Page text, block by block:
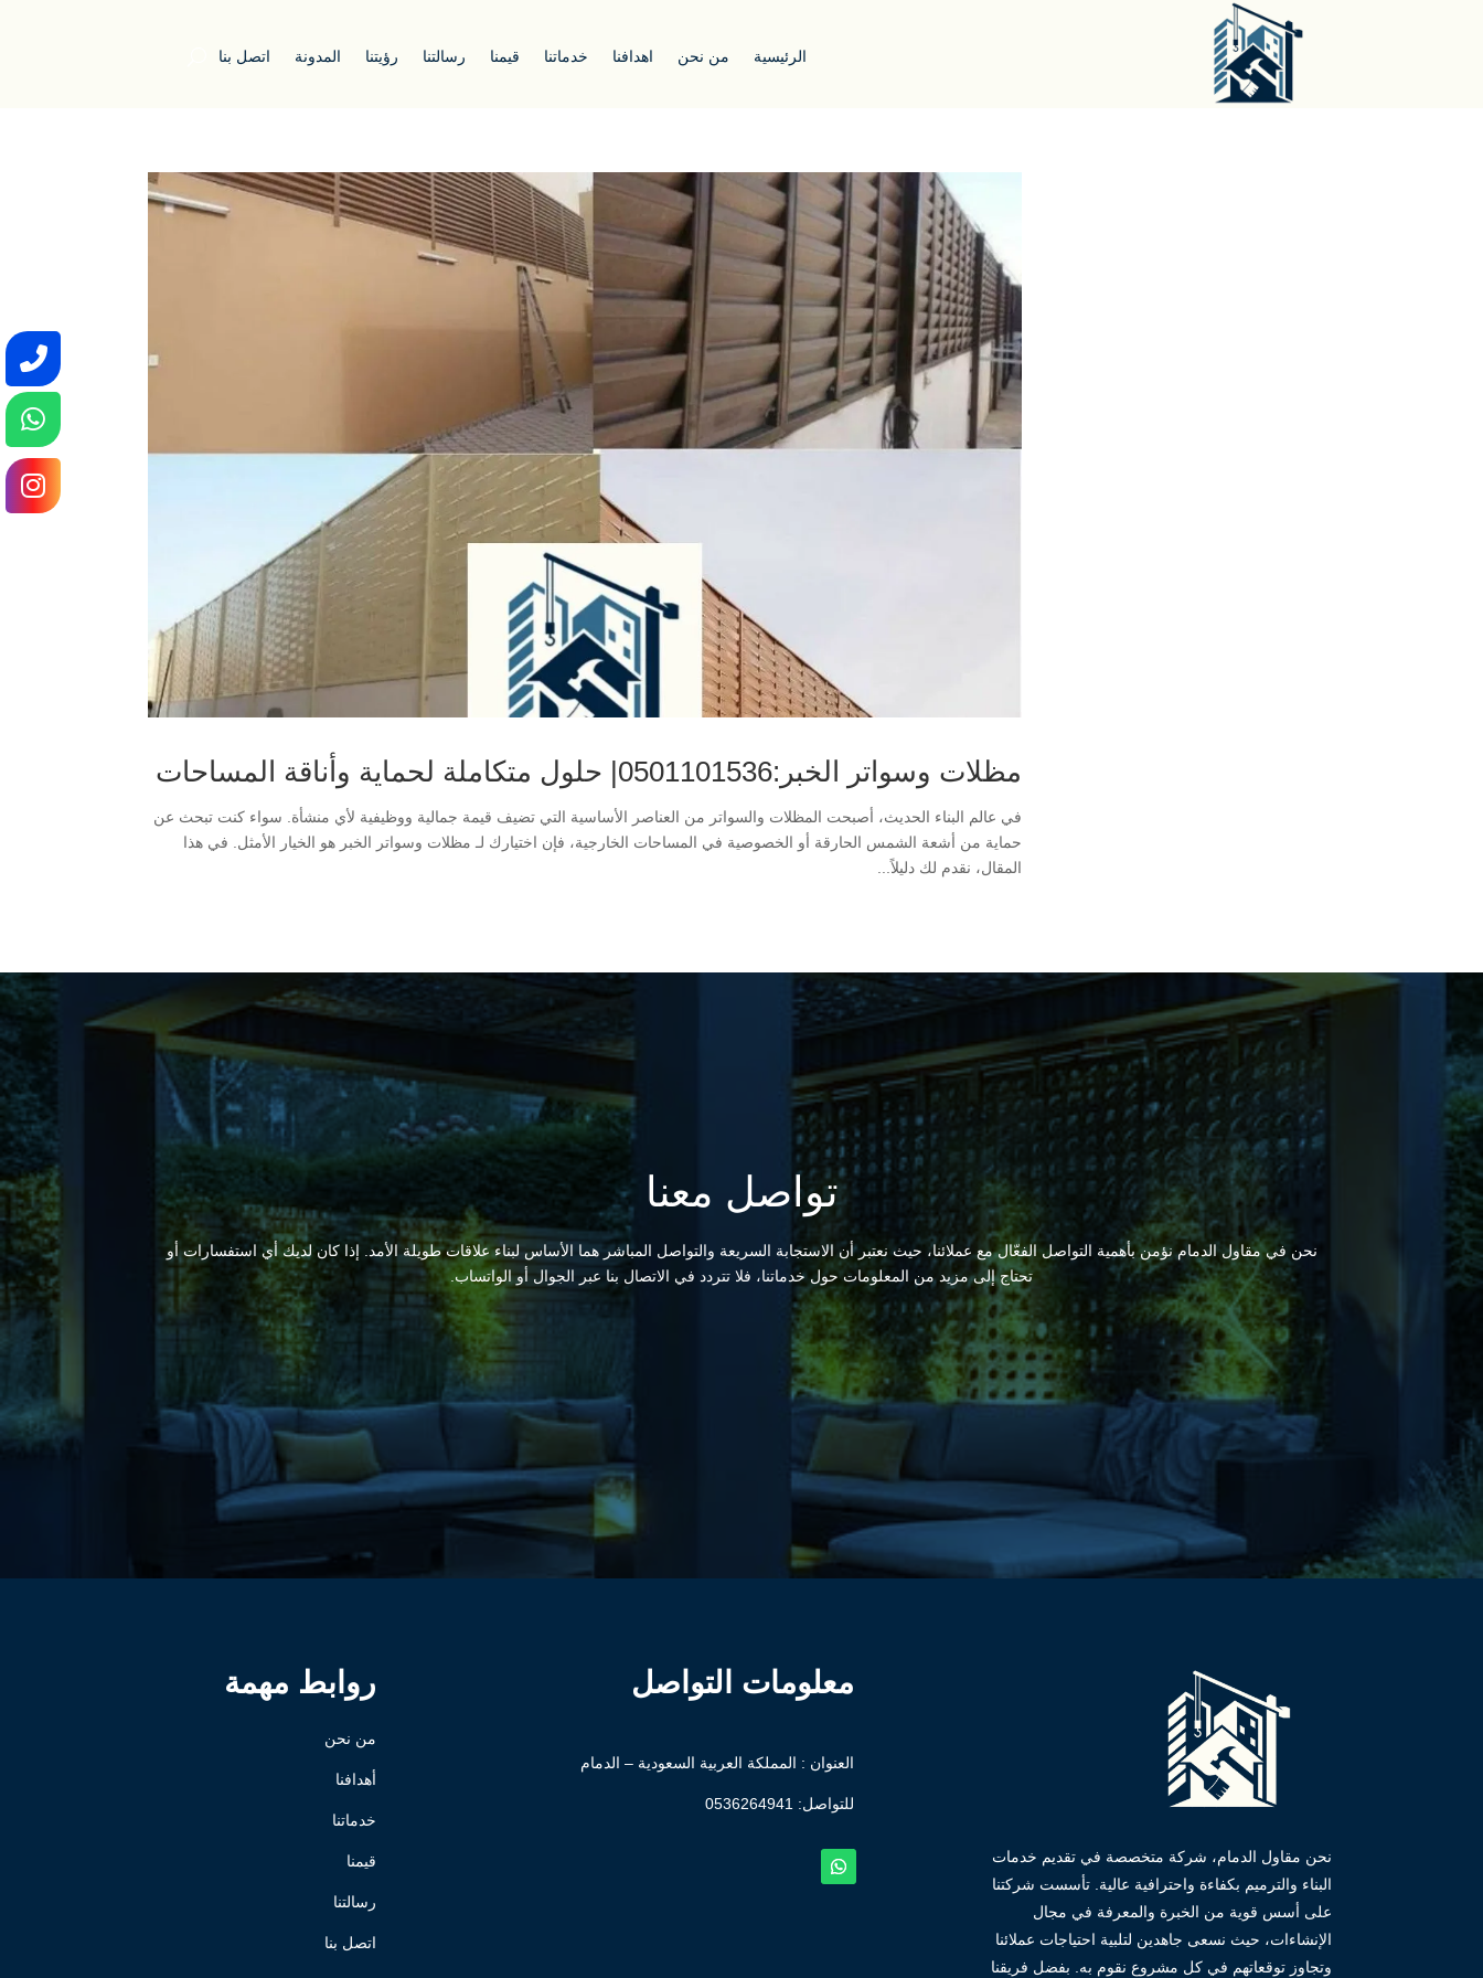
الرئيسية من نحن اهدافنا خدماتنا قيمنا رسالتنا رؤيتنا المدونة اتصل بنا
مظلات وسواتر الخبر:0501101536| حلول متكاملة لحماية وأناقة المساحات
في عالم البناء الحديث، أصبحت المظلات والسواتر من العناصر الأساسية التي تضيف قيمة جمالية ووظيفية لأي منشأة. سواء كنت تبحث عن
حماية من أشعة الشمس الحارقة أو الخصوصية في المساحات الخارجية، فإن اختيارك لـ مظلات وسواتر الخبر هو الخيار الأمثل. في هذا
المقال، نقدم لك دليلاً...
تواصل معنا
نحن في مقاول الدمام نؤمن بأهمية التواصل الفعّال مع عملائنا، حيث نعتبر أن الاستجابة السريعة والتواصل المباشر هما الأساس لبناء علاقات طويلة الأمد. إذا كان لديك أي استفسارات أو
تحتاج إلى مزيد من المعلومات حول خدماتنا، فلا تتردد في الاتصال بنا عبر الجوال أو الواتساب.
روابط مهمة
من نحن
أهدافنا
خدماتنا
قيمنا
رسالتنا
اتصل بنا
معلومات التواصل
العنوان : المملكة العربية السعودية – الدمام
للتواصل: ⁦ 0536264941
نحن مقاول الدمام، شركة متخصصة في تقديم خدمات
البناء والترميم بكفاءة واحترافية عالية. تأسست شركتنا
على أسس قوية من الخبرة والمعرفة في مجال
الإنشاءات، حيث نسعى جاهدين لتلبية احتياجات عملائنا
وتجاوز توقعاتهم في كل مشروع نقوم به. بفضل فريقنا